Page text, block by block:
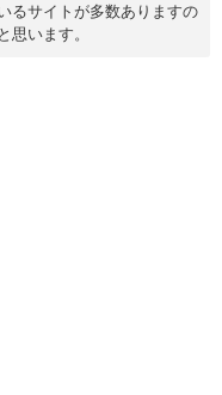
るサイトが多数ありますの
思います。